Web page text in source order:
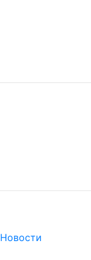
Новости